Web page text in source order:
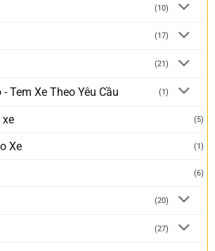
(10)
(17)
(21)
Tem Xe Theo Yêu Cầu (1)
xe (5)
Xe (1)
(6)
(20)
(27)